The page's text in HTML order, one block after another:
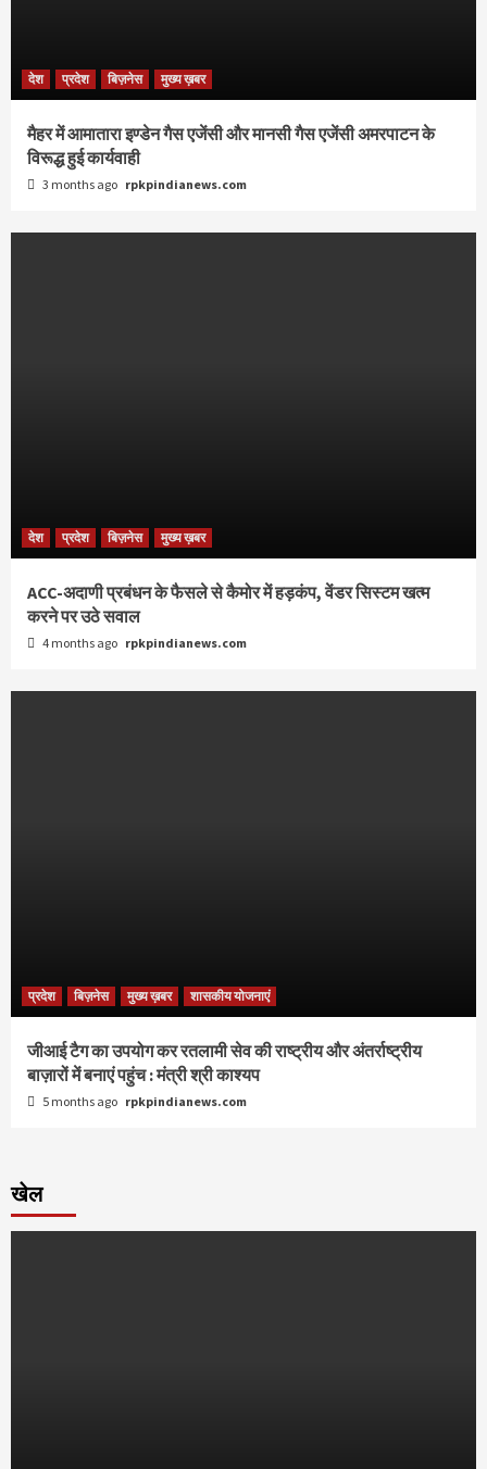
देश प्रदेश बिज़नेस मुख्य ख़बर
मैहर में आमातारा इण्डेन गैस एजेंसी और मानसी गैस एजेंसी अमरपाटन के
विरूद्ध हुई कार्यवाही
3 months ago rpkpindianews.com
देश प्रदेश बिज़नेस मुख्य ख़बर
ACC-अदाणी प्रबंधन के फैसले से कैमोर में हड़कंप, वेंडर सिस्टम खत्म
करने पर उठे सवाल
4 months ago rpkpindianews.com
प्रदेश बिज़नेस मुख्य ख़बर शासकीय योजनाएं
जीआई टैग का उपयोग कर रतलामी सेव की राष्ट्रीय और अंतर्राष्ट्रीय
बाज़ारों में बनाएं पहुंच : मंत्री श्री काश्यप
5 months ago rpkpindianews.com
खेल